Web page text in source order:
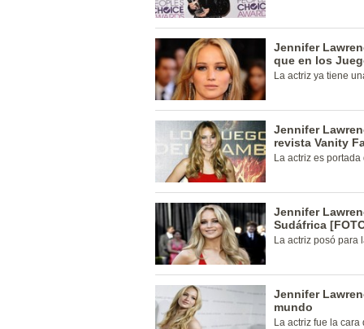
Jennifer
que en los
La actriz ya tiene
Jennifer
revista Vanity
La actriz es
Jennifer
Sudáfrica
La actriz posó para
Jennifer
mundo
La actriz fue la